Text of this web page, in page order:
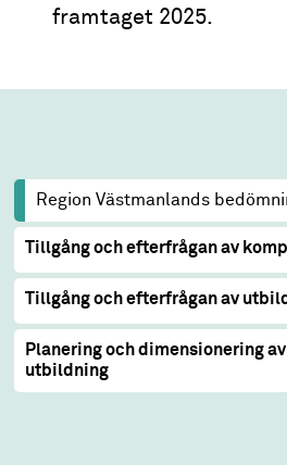
framtaget 2025.
Region Västmanlands
Tillgång och efterfrågan av
Tillgång och efterfrågan av
Planering och dimensionering
utbildning